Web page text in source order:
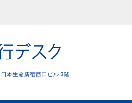
日本生命新宿西口ビル 3階